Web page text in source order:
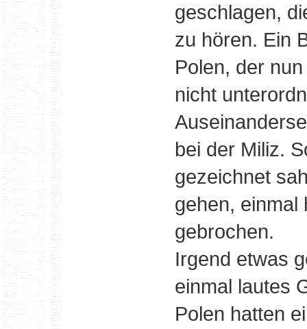
geschlagen,
zu hören. Ein
Polen, der
nicht
bei der Miliz.
gezeichnet
gehen, einmal
gebrochen.
Irgend etwas
einmal lautes
Polen hatten